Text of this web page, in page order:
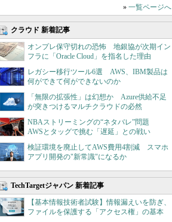
» 一覧ページへ
クラウド 新着記事
オンプレ保守切れの恐怖 地銀協が次期イン
フラに「Oracle Cloud」を指名した理由
レガシー移行ツール6選 AWS、IBM製品は
何ができて何ができないのか
「無限の拡張性」は幻想か Azure供給不足
が突きつけるマルチクラウドの必然
NBAストリーミングの“ネタバレ”問題
AWSとタッグで挑む「遅延」との戦い
検証環境を廃止してAWS費用4割減 スマホ
アプリ開発の"新常識"になるか
TechTargetジャパン 新着記事
【基本情報技術者試験】情報漏えいを防ぎ、
ファイルを保護する「アクセス権」の基本